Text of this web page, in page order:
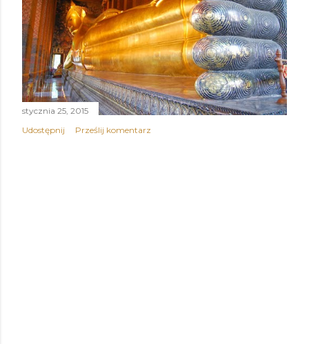
y
stycznia 25, 2015
Udostępnij
Prześlij komentarz